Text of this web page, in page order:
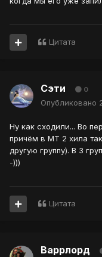
Цитата
Сэти 0
Опубликовано
Ну как сходили... Во
причём в МТ 2 хила
другую группу). В 3
-)))
Цитата
Варрлорд